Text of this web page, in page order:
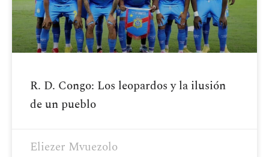
R. D. Congo: Los leopardos y la ilusión
de un pueblo
Eliezer Mvuezolo